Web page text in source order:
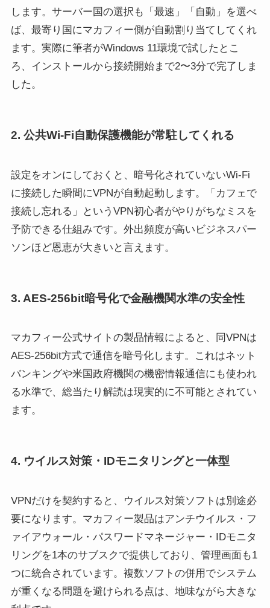
します。サーバー国の選択も「最速」「自動」を選べ
ば、最寄り国にマカフィー側が自動割り当てしてくれ
ます。実際に筆者がWindows 11環境で試したとこ
ろ、インストールから接続開始まで2〜3分で完了しま
した。
2. 公共Wi-Fi自動保護機能が常駐してくれる
設定をオンにしておくと、暗号化されていないWi-Fi
に接続した瞬間にVPNが自動起動します。「カフェで
接続し忘れる」というVPN初心者がやりがちなミスを
予防できる仕組みです。外出頻度が高いビジネスパー
ソンほど恩恵が大きいと言えます。
3. AES-256bit暗号化で金融機関水準の安全性
マカフィー公式サイトの製品情報によると、同VPNは
AES-256bit方式で通信を暗号化します。これはネット
バンキングや米国政府機関の機密情報通信にも使われ
る水準で、総当たり解読は現実的に不可能とされてい
ます。
4. ウイルス対策・IDモニタリングと一体型
VPNだけを契約すると、ウイルス対策ソフトは別途必
要になります。マカフィー製品はアンチウイルス・フ
ァイアウォール・パスワードマネージャー・IDモニタ
リングを1本のサブスクで提供しており、管理画面も1
つに統合されています。複数ソフトの併用でシステム
が重くなる問題を避けられる点は、地味ながら大きな